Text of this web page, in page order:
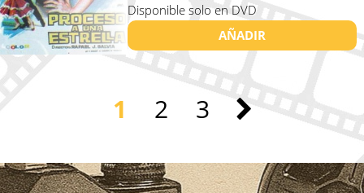
Disponible solo en DVD
AÑADIR
1 2 3